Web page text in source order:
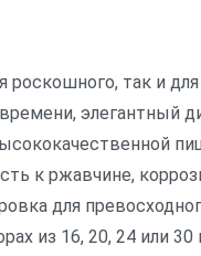
роскошного, так и
элегантный
к ржавчине,
для
из 16, 20, 24 или